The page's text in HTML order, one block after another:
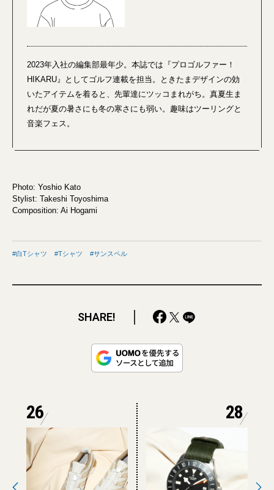
2023年入社の編集部最年少。本誌では『プロゴルファー！
HIKARU』としてゴルフ連載を担当。ときたまデザインの効
いたアイテムを着ると、先輩達にツッコまれがち。真夏生ま
れだが夏の暑さにも冬の寒さにも弱い。趣味はツーリングと
音楽フェス。
Photo: Yoshio Kato
Stylist: Takeshi Toyoshima
Composition: Ai Hogami
白Tシャツ Tシャツ サンスペル
SHARE!
26 28